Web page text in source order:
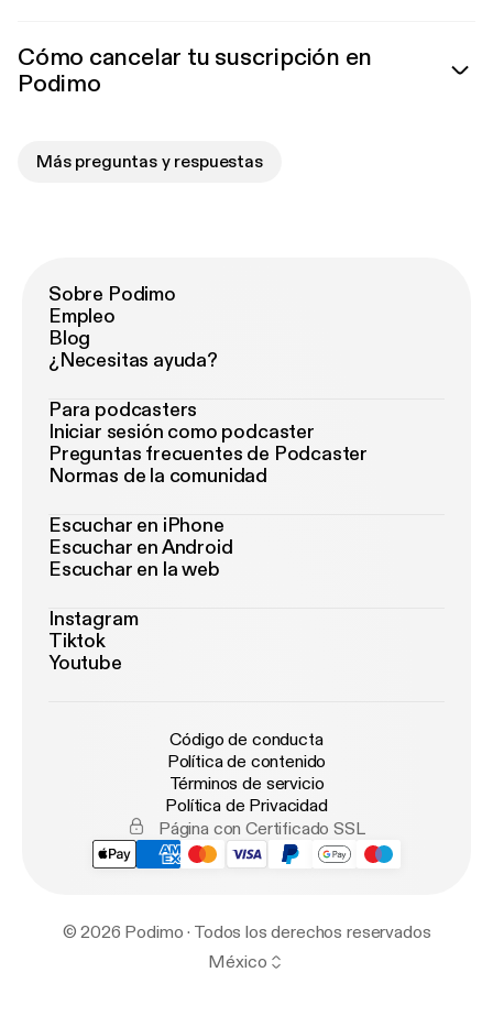
Cómo cancelar tu suscripción en
Podimo
Más preguntas y respuestas
Sobre Podimo
Empleo
Blog
¿Necesitas ayuda?
Para podcasters
Iniciar sesión como podcaster
Preguntas frecuentes de Podcaster
Normas de la comunidad
Escuchar en iPhone
Escuchar en Android
Escuchar en la web
Instagram
Tiktok
Youtube
Código de conducta
Política de contenido
Términos de servicio
Política de Privacidad
Página con Certificado SSL
© 2026 Podimo · Todos los derechos reservados
México